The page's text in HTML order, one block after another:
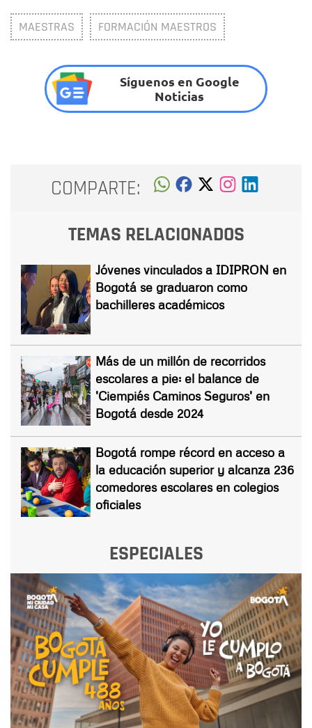
MAESTRAS FORMACIÓN MAESTROS
Síguenos en Google
Noticias
COMPARTE:
TEMAS RELACIONADOS
Jóvenes vinculados a IDIPRON en
Bogotá se graduaron como
bachilleres académicos
Más de un millón de recorridos
escolares a pie: el balance de
'Ciempiés Caminos Seguros' en
Bogotá desde 2024
Bogotá rompe récord en acceso a
la educación superior y alcanza 236
comedores escolares en colegios
oficiales
ESPECIALES